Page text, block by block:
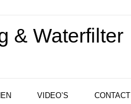
& Waterfilter
VIDEO’S CONTACT